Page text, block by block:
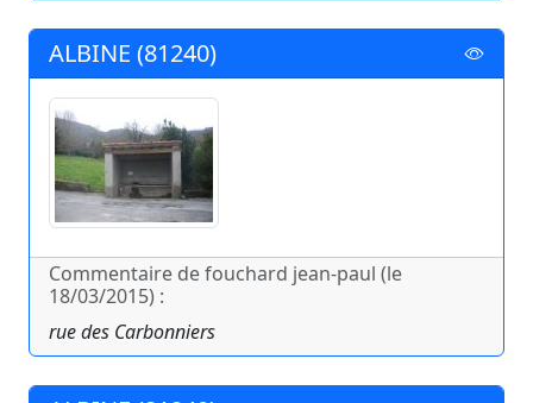
ALBINE (81240)
Commentaire de fouchard jean-paul (le
18/03/2015) :
rue des Carbonniers